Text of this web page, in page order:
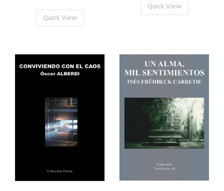
Quick View
Quick View